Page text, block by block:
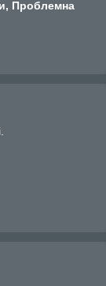
Проблемна